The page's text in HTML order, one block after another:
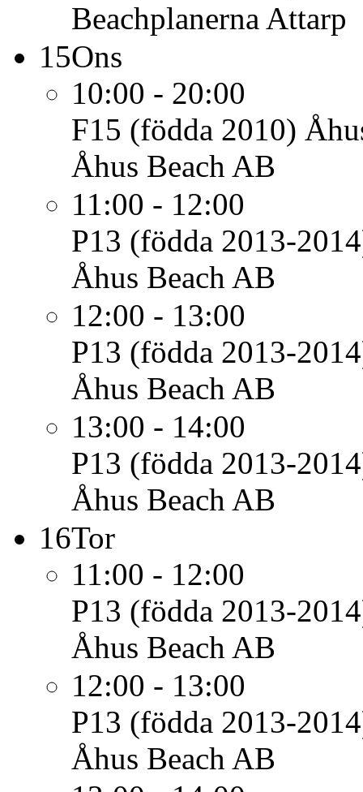
Beachplanerna Attarp
15Ons
10:00 - 20:00
F15 (födda 2010)
Åhus Beach AB
11:00 - 12:00
P13 (födda 2013-
Åhus Beach AB
12:00 - 13:00
P13 (födda 2013-
Åhus Beach AB
13:00 - 14:00
P13 (födda 2013-
Åhus Beach AB
16Tor
11:00 - 12:00
P13 (födda 2013-
Åhus Beach AB
12:00 - 13:00
P13 (födda 2013-
Åhus Beach AB